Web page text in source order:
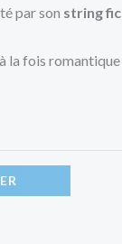
par son string
la fois romantique